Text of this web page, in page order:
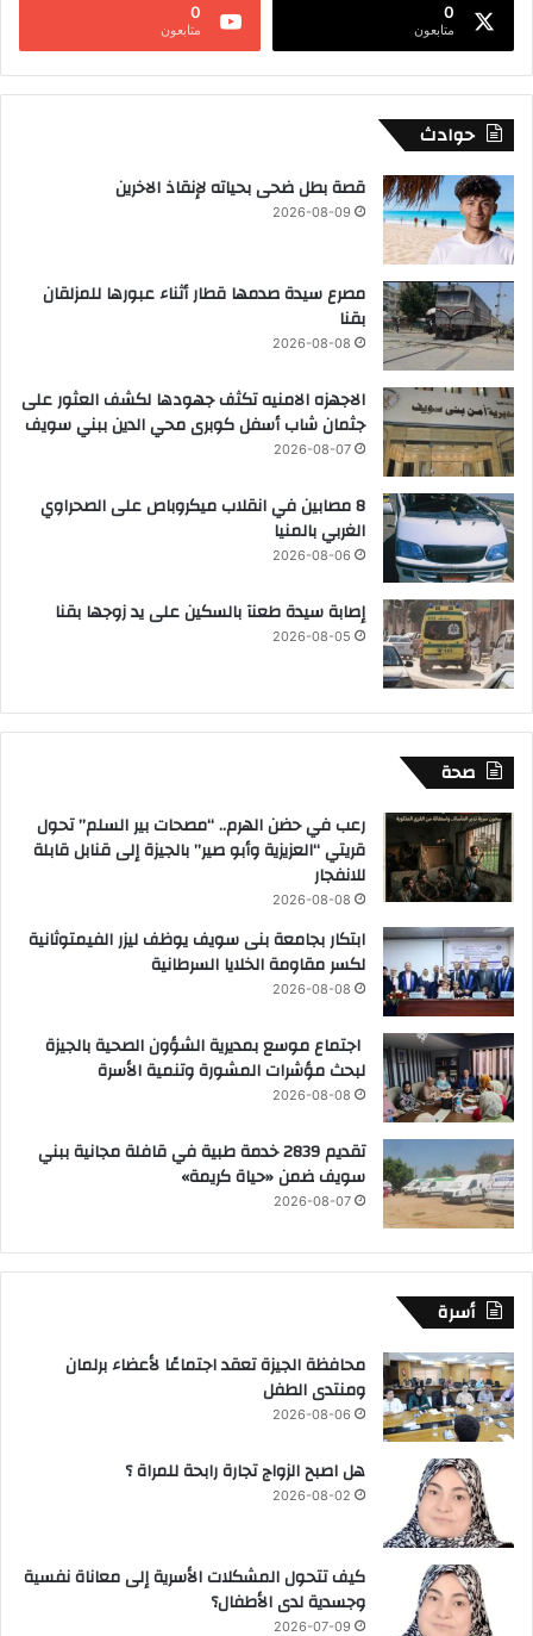
0
متابعون
0
متابعون
حوادث
قصة بطل ضحى بحياته لإنقاذ الاخرين
2026-08-09
مصرع سيدة صدمها قطار أثناء عبورها للمزلقان
بقنا
2026-08-08
الاجهزه الامنيه تكثف جهودها لكشف العثور على
جثمان شاب أسفل كوبرى محي الدين ببني سويف
2026-08-07
8 مصابين في انقلاب ميكروباص على الصحراوي
الغربي بالمنيا
2026-08-06
إصابة سيدة طعنآ بالسكين على يد زوجها بقنا
2026-08-05
صحة
رعب في حضن الهرم.. “مصحات بير السلم” تحول
قريتي “العزيزية وأبو صير” بالجيزة إلى قنابل قابلة
للانفجار
2026-08-08
ابتكار بجامعة بنى سويف يوظف ليزر الفيمتوثانية
لكسر مقاومة الخلايا السرطانية
2026-08-08
اجتماع موسع بمديرية الشؤون الصحية بالجيزة
لبحث مؤشرات المشورة وتنمية الأسرة
2026-08-08
تقديم 2839 خدمة طبية في قافلة مجانية ببني
سويف ضمن «حياة كريمة»
2026-08-07
أسرة
محافظة الجيزة تعقد اجتماعًا لأعضاء برلمان
ومنتدى الطفل
2026-08-06
هل اصبح الزواج تجارة رابحة للمراة ؟
2026-08-02
كيف تتحول المشكلات الأسرية إلى معاناة نفسية
وجسدية لدى الأطفال؟
2026-07-09